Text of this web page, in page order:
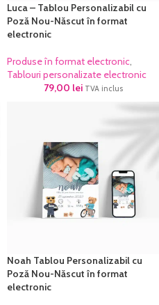
Luca – Tablou Personalizabil cu
Poză Nou-Născut în format
electronic
Produse în format electronic,
Tablouri personalizate electronic
79,00 lei TVA inclus
Noah Tablou Personalizabil cu
Poză Nou-Născut în format
electronic